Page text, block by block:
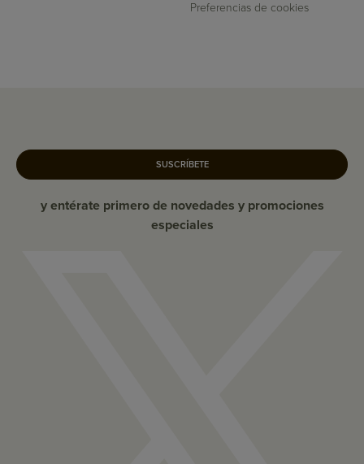
Preferencias de cookies
SUSCRÍBETE
y entérate primero de novedades y promociones
especiales